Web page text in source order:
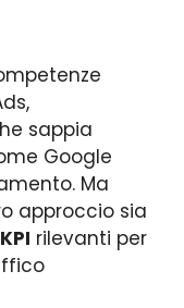
sappia
Google
Ma
approccio sia
rilevanti per